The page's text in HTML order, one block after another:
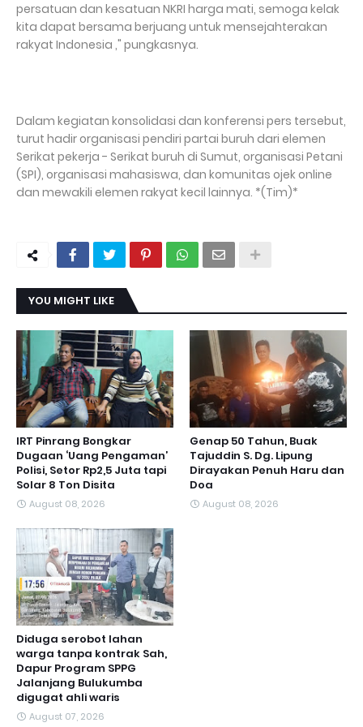
persatuan dan kesatuan NKRI harga mati, semoga kelak
kita dapat bersama berjuang untuk mensejahterakan
rakyat Indonesia ," pungkasnya.
Dalam kegiatan konsolidasi dan konferensi pers tersebut,
turut hadir organisasi pendiri partai buruh dari elemen
Serikat pekerja - Serikat buruh di Sumut, organisasi Petani
(SPI), organisasi mahasiswa, dan komunitas ojek online
dan mewakili elemen rakyat kecil lainnya. *(Tim)*
YOU MIGHT LIKE
IRT Pinrang Bongkar
Dugaan ‘Uang Pengaman’
Polisi, Setor Rp2,5 Juta tapi
Solar 8 Ton Disita
August 08, 2026
Genap 50 Tahun, Buak
Tajuddin S. Dg. Lipung
Dirayakan Penuh Haru dan
Doa
August 08, 2026
Diduga serobot lahan
warga tanpa kontrak Sah,
Dapur Program SPPG
Jalanjang Bulukumba
digugat ahli waris
August 07, 2026